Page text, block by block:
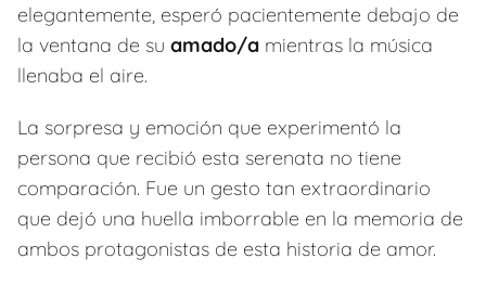
elegantemente, esperó pacientemente debajo de
la ventana de su amado/a mientras la música
llenaba el aire.
La sorpresa y emoción que experimentó la
persona que recibió esta serenata no tiene
comparación. Fue un gesto tan extraordinario
que dejó una huella imborrable en la memoria de
ambos protagonistas de esta historia de amor.